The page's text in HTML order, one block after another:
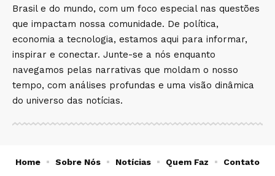
Brasil e do mundo, com um foco especial nas questões
que impactam nossa comunidade. De política,
economia a tecnologia, estamos aqui para informar,
inspirar e conectar. Junte-se a nós enquanto
navegamos pelas narrativas que moldam o nosso
tempo, com análises profundas e uma visão dinâmica
do universo das notícias.
Home Sobre Nós Notícias Quem Faz Contato